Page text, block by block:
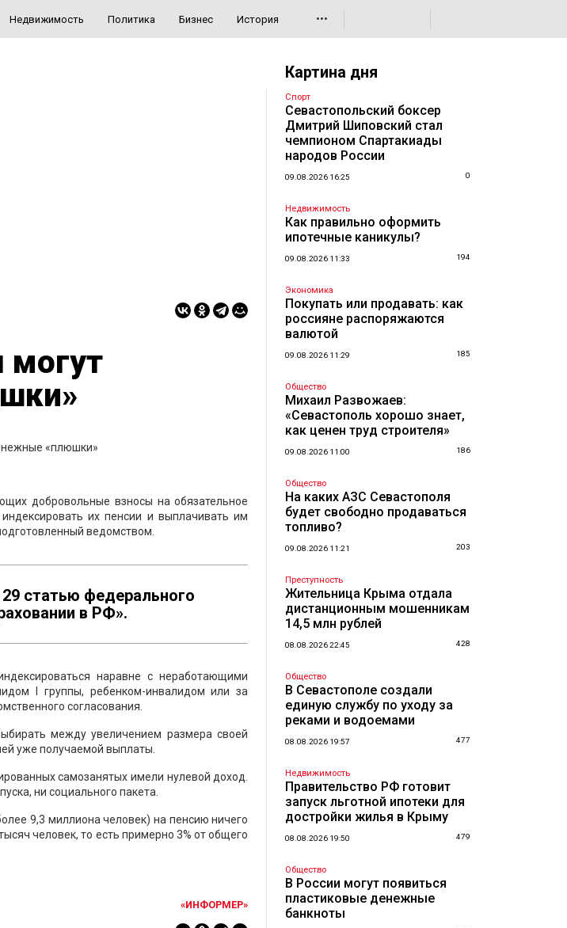
Недвижимость Политика Бизнес История •••
могут
добровольные взносы на обязательное
их пенсии и выплачивать им
ведомством.
статью федерального
в РФ».
наравне с неработающими
I группы, ребенком-инвалидом или за
согласования.
между увеличением размера своей
уже получаемой выплаты.
самозанятых имели нулевой доход.
ни социального пакета.
9,3 миллиона человек) на пенсию ничего
человек, то есть примерно 3% от общего
«ИНФОРМЕР»
Картина дня
Спорт
Севастопольский боксер
Дмитрий Шиповский стал
чемпионом Спартакиады
народов России
09.08.2026 16:25 0
Недвижимость
Как правильно оформить
ипотечные каникулы?
09.08.2026 11:33 194
Экономика
Покупать или продавать: как
россияне распоряжаются
валютой
09.08.2026 11:29 185
Общество
Михаил Развожаев:
«Севастополь хорошо знает,
как ценен труд строителя»
09.08.2026 11:00 186
Общество
На каких АЗС Севастополя
будет свободно продаваться
топливо?
09.08.2026 11:21 203
Преступность
Жительница Крыма отдала
дистанционным мошенникам
14,5 млн рублей
08.08.2026 22:45 428
Общество
В Севастополе создали
единую службу по уходу за
реками и водоемами
08.08.2026 19:57 477
Недвижимость
Правительство РФ готовит
запуск льготной ипотеки для
достройки жилья в Крыму
08.08.2026 19:50 479
Общество
В России могут появиться
пластиковые денежные
банкноты